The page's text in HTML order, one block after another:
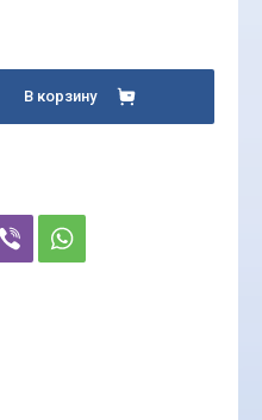
В корзину